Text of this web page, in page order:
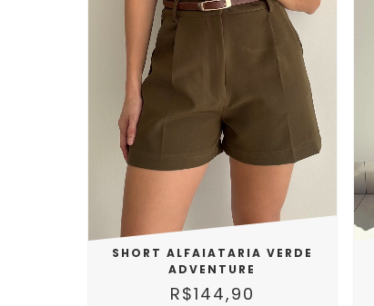
SHORT ALFAIATARIA VERDE
ADVENTURE
R$144,90